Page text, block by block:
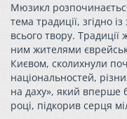
Мюзикл
тема традиції, згідно
всього твору. Традиції
ним жителями
Києвом, сколихнули
національностей,
на даху», який вперше
році, підкорив серця